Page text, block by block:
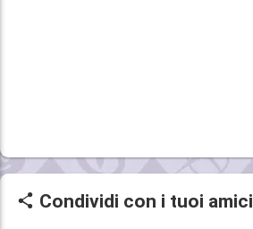
Condividi con i tuoi amici